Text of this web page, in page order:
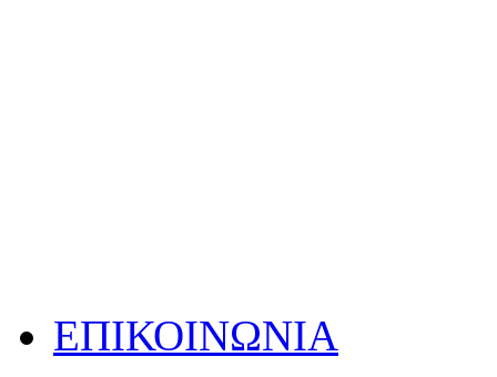
ΕΠΙΚΟΙΝΩΝΙΑ